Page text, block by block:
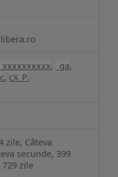
, _ga,
, cX_P,
zile, Câteva
secunde, 399
729 zile